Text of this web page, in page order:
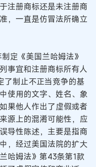
注册商标还是未注册商
，一直是仿冒法所确立
定《美国兰哈姆法》
事宜和注册商标所有人
了制止不正当竞争的基
使用的文字、姓名、象
果他人作出了虚假或者
源上的混淆可能性，应
导性陈述，主要是指商
，经过美国法院的扩大
哈姆法》第43条第1款